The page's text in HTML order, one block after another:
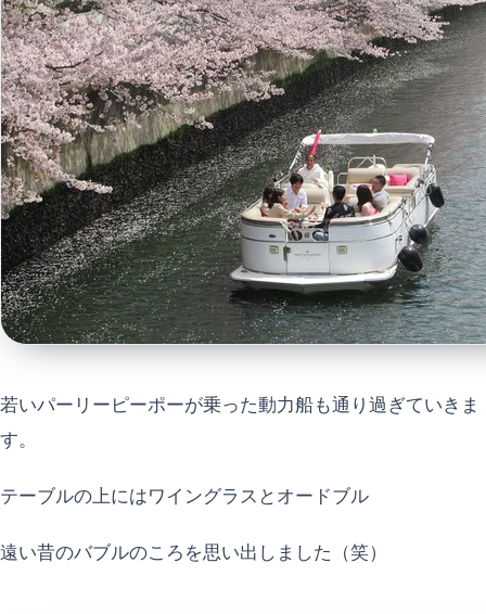
若いパーリーピーポーが乗った動力船も通り過ぎていきま
す。
テーブルの上にはワイングラスとオードブル
遠い昔のバブルのころを思い出しました（笑）